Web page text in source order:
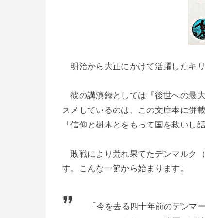
明治から大正にかけて活躍したキ
彼の講演録としては『後世への最
スメしているのは、この文庫本に併
「信仰と樹木とをもって国を救いし話
敗戦により荒れ果てたデンマルク
す。こんな一節から始まります。
「今を去る四十年前のデンマ